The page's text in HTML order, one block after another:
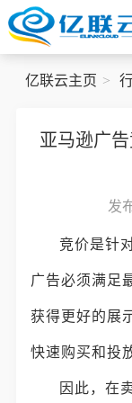
亿联云主页
亚马逊广
发
竞价是针
广告必须满足
获得更好的展
快速购买和投
因此，在